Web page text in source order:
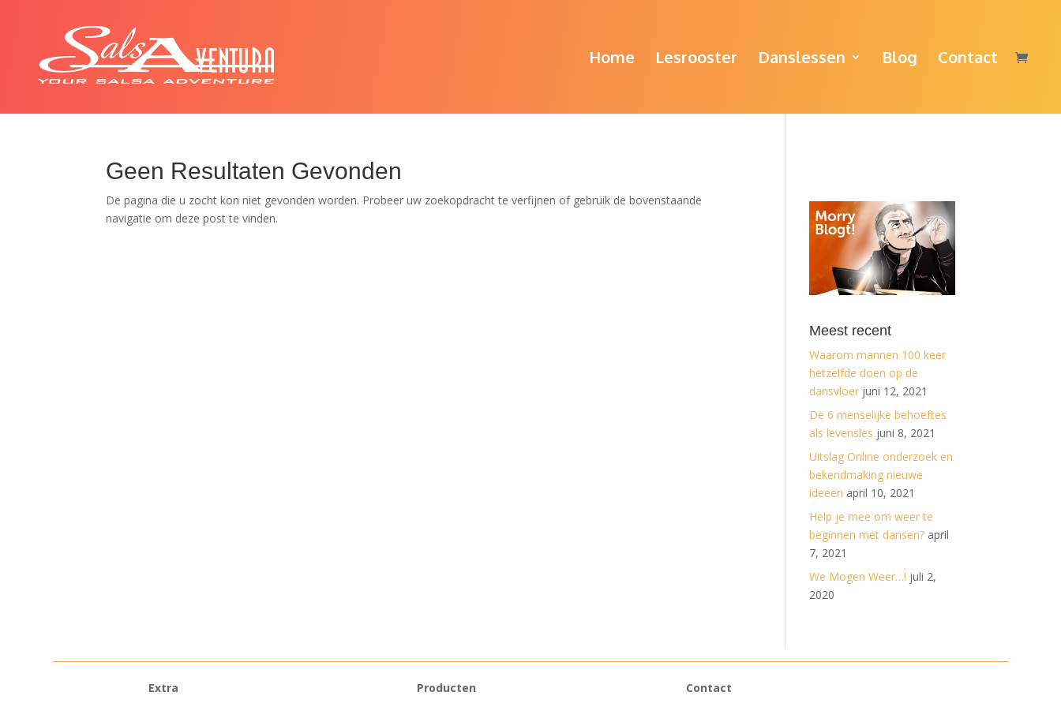
Home Lesrooster Danslessen Blog Contact
Geen Resultaten Gevonden
De pagina die u zocht kon niet gevonden worden. Probeer uw zoekopdracht te verfijnen of gebruik de bovenstaande
navigatie om deze post te vinden.
Meest recent
Waarom mannen 100 keer
hetzelfde doen op de
dansvloer juni 12, 2021
De 6 menselijke behoeftes
als levensles juni 8, 2021
Uitslag Online onderzoek en
bekendmaking nieuwe
ideeën april 10, 2021
Help je mee om weer te
beginnen met dansen? april
7, 2021
We Mogen Weer…! juli 2,
2020
Extra
Producten
Contact